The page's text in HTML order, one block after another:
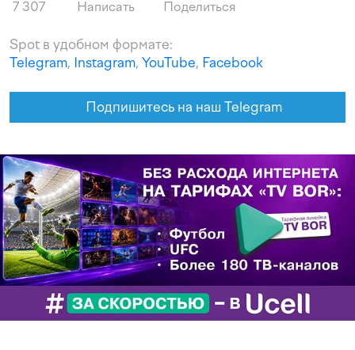
7 307 Написать Поделиться
Spot в удобном формате:
Telegram, Instagram, YouTube, Facebook
Подпишитесь на наш Telegram